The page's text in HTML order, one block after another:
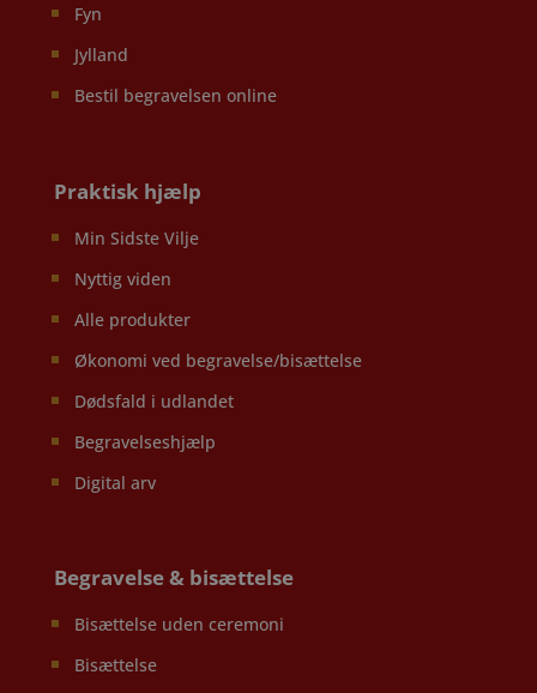
Fyn
Jylland
Bestil begravelsen online
Praktisk hjælp
Min Sidste Vilje
Nyttig viden
Alle produkter
Økonomi ved begravelse/bisættelse
Dødsfald i udlandet
Begravelseshjælp
Digital arv
Begravelse & bisættelse
Bisættelse uden ceremoni
Bisættelse